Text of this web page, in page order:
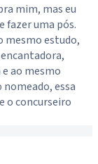
mim, mas eu
fazer uma pós.
mesmo estudo,
encantadora,
ao mesmo
essa
o concurseiro